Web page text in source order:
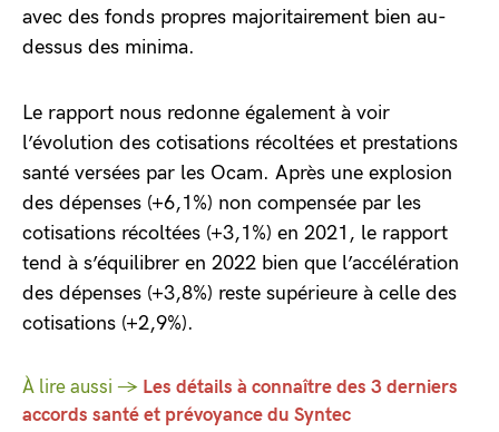
avec des fonds propres majoritairement bien au-
dessus des minima.
Le rapport nous redonne également à voir
l’évolution des cotisations récoltées et prestations
santé versées par les Ocam. Après une explosion
des dépenses (+6,1%) non compensée par les
cotisations récoltées (+3,1%) en 2021, le rapport
tend à s’équilibrer en 2022 bien que l’accélération
des dépenses (+3,8%) reste supérieure à celle des
cotisations (+2,9%).
À lire aussi → Les détails à connaître des 3 derniers
accords santé et prévoyance du Syntec